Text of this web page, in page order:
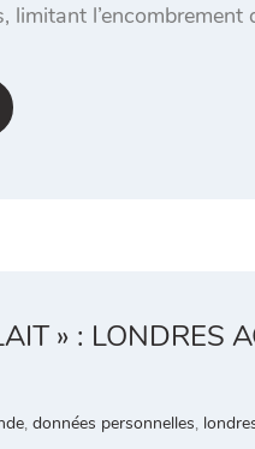
limitant l’encombrement
» : LONDRES
, données personnelles,